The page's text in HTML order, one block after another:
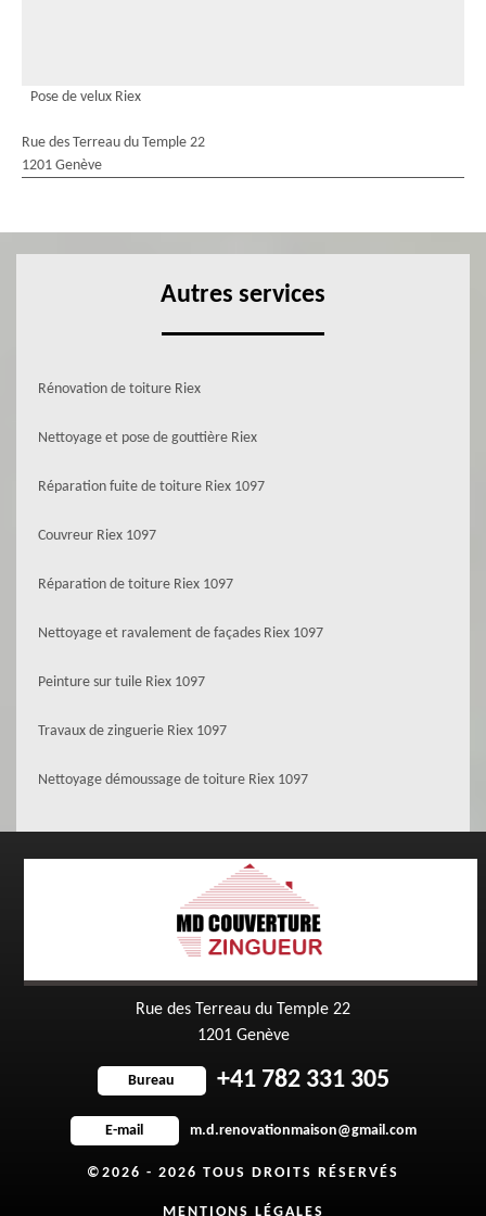
Pose de velux Riex
Rue des Terreau du Temple 22
1201 Genève
Autres services
Rénovation de toiture Riex
Nettoyage et pose de gouttière Riex
Réparation fuite de toiture Riex 1097
Couvreur Riex 1097
Réparation de toiture Riex 1097
Nettoyage et ravalement de façades Riex 1097
Peinture sur tuile Riex 1097
Travaux de zinguerie Riex 1097
Nettoyage démoussage de toiture Riex 1097
Rue des Terreau du Temple 22
1201 Genève
Bureau +41 782 331 305
E-mail m.d.renovationmaison@gmail.com
©2026 - 2026 TOUS DROITS RÉSERVÉS
MENTIONS LÉGALES